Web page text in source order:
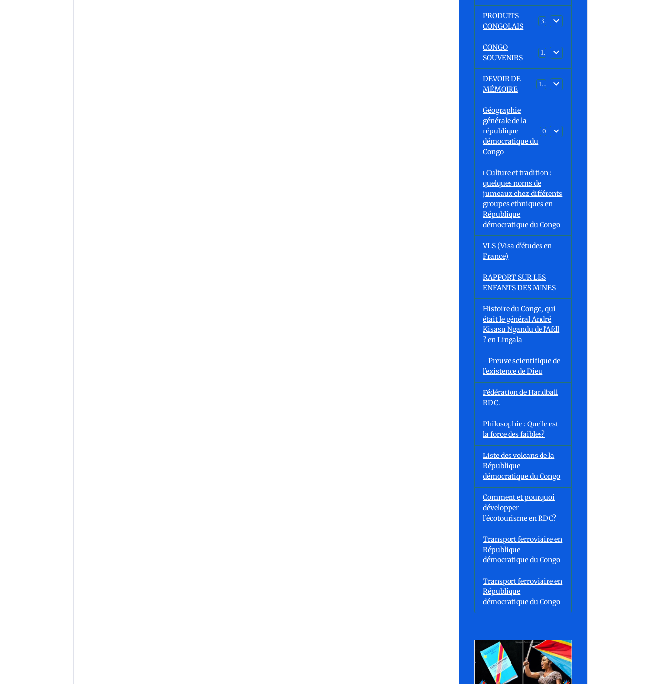
PRODUITS
CONGOLAIS
3
CONGO
SOUVENIRS
1
DEVOIR DE
MÉMOIRE
13
Géographie
générale de la
république
démocratique du
Congo
ℹ️ Culture et tradition :
quelques noms de
jumeaux chez différents
groupes ethniques en
République
démocratique du Congo
VLS (Visa d'études en
France)
RAPPORT SUR LES
ENFANTS DES MINES
Histoire du Congo, qui
était le général André
Kisasu Ngandu de l'Afdl
? en Lingala
- Preuve scientifique de
l'existence de Dieu
Fédération de Handball
RDC.
Philosophie : Quelle est
la force des faibles?
Liste des volcans de la
République
démocratique du Congo
Comment et pourquoi
développer
l’écotourisme en RDC?
Transport ferroviaire en
République
démocratique du Congo
Transport ferroviaire en
République
démocratique du Congo